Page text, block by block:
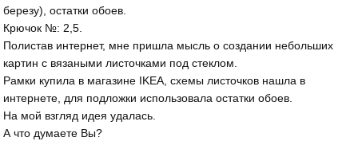
березу), остатки обоев.
Крючок №: 2,5.
Полистав интернет, мне пришла мысль о создании небольших
картин с вязаными листочками под стеклом.
Рамки купила в магазине IKEA, схемы листочков нашла в
интернете, для подложки использовала остатки обоев.
На мой взгляд идея удалась.
А что думаете Вы?